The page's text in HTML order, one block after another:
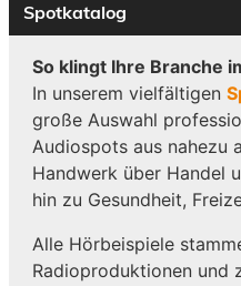
Spotkatalog
So klingt Ihre Branche
In unserem vielfältigen
große Auswahl
Audiospots aus nahezu
Handwerk über Handel
hin zu Gesundheit,
Alle Hörbeispiele
Radioproduktionen und